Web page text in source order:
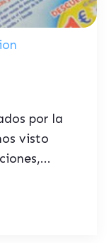
por la
visto